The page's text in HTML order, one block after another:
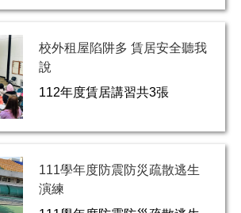
校外租屋陷阱多 賃居安全聽我
說
112年度賃居講習共3張
111學年度防震防災疏散逃生
演練